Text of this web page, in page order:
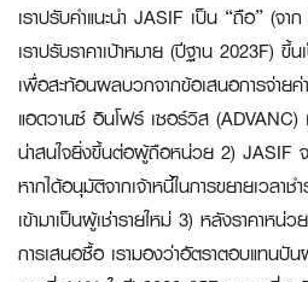
เราปรับคำแนะนำ JASIF เป็น “ถือ” (จ
เราปรับราคาเป้าหมาย (ปีฐาน 2023F)
เพื่อสะท้อนผลบวกจากข้อเสนอการจ่ายค่
แอดวานซ์ อินโฟร์ เซอร์วิส (ADVANC)
น่าสนใจยิ่งขึ้นต่อผู้ถือหน่วย 2) JASIF
หากได้อนุมัติจากเจ้าหนี้ในการขยายเวลา
เข้ามาเป็นผู้เช่ารายใหม่ 3) หลังราคาห
การเสนอซื้อ เรามองว่าอัตราตอบแทนปั